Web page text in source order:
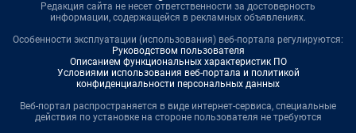
Редакция сайта не несет ответственности за достоверность
информации, содержащейся в рекламных объявлениях.
Особенности эксплуатации (использования) веб-портала регулируются:
Руководством пользователя
Описанием функциональных характеристик ПО
Условиями использования веб-портала и политикой
конфиденциальности персональных данных
Веб-портал распространяется в виде интернет-сервиса, специальные
действия по установке на стороне пользователя не требуются